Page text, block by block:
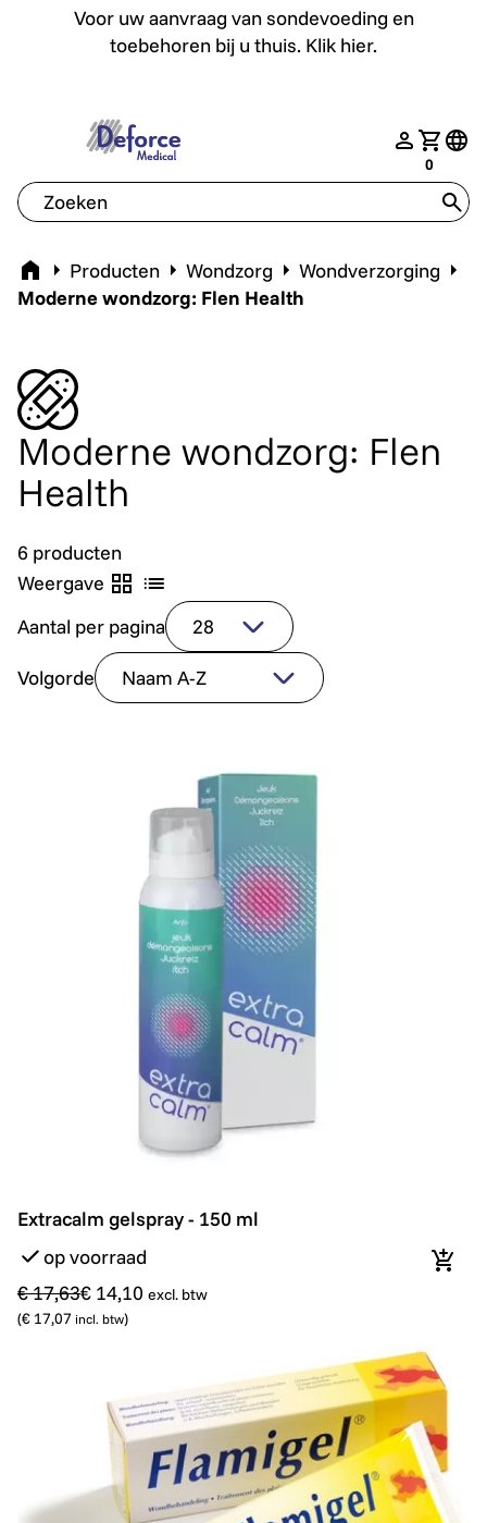
Voor uw aanvraag van sondevoeding en
toebehoren bij u thuis. Klik hier.
Voor uw aanvraag van sondevoeding en toebehoren bij
nav.login
Jouw
0
deforce.togglemenu
Home Producten Wondzorg
Wondverzorging
Moderne wondzorg: Flen Health
Moderne wondzorg: Flen
Health
6 producten
Weergave
Aantal per pagina
Volgorde
Extracalm gelspray - 150 ml
Extracalm gelspray - 150 ml
op voorraad
€ 17,63€ 14,10 excl. btw
(€ 17,07 incl. btw)
In